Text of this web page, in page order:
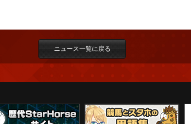
ニュース一覧に戻る